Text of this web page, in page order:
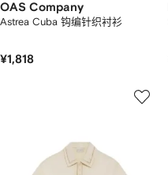
OAS Company
Astrea Cuba 钩编针织衬衫
¥1,818